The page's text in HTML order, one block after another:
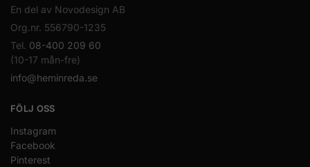
En del av Novodesign AB
Org.nr. 556790-1235
Tel. 08-400 209 60
(10-17 mån-fre)
info@heminreda.se
FÖLJ OSS
Instagram
Facebook
Pinterest